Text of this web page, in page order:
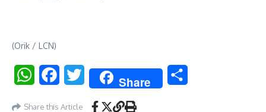
(Orik / LCN)
WhatsAppFacebookTwitter Share
Share this Article